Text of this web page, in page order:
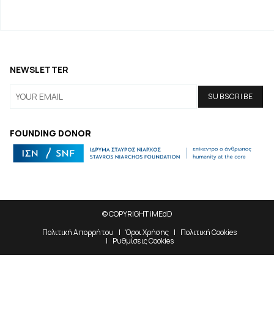
FOUNDING DONOR
NEWSLETTER
© COPYRIGHT iMEdD
Πολιτική Απορρήτου
Όροι Χρήσης
Πολιτική Cookies
Ρυθμίσεις Cookies